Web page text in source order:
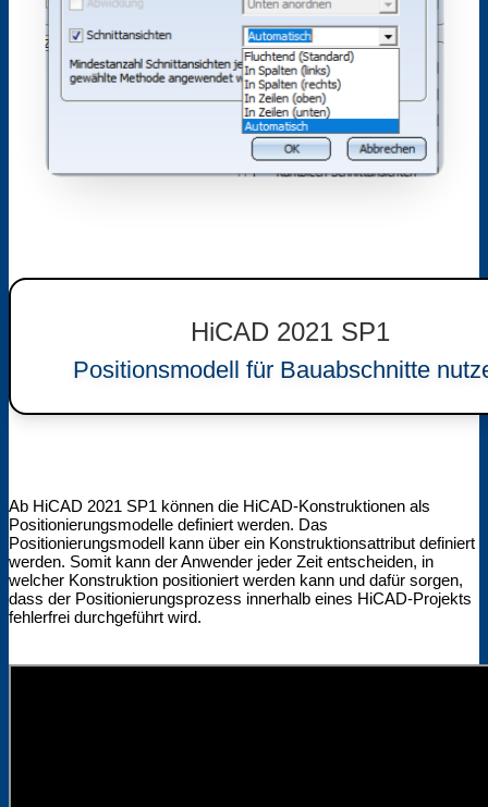
HiCAD 2021 SP1
Positionsmodell für Bauabschnitte
Ab HiCAD 2021 SP1 können die HiCAD-Konstruktionen als
Positionierungsmodelle definiert werden. Das
Positionierungsmodell kann über ein Konstruktionsattribut definiert
werden. Somit kann der Anwender jeder Zeit entscheiden, in
welcher Konstruktion positioniert werden kann und dafür sorgen,
dass der Positionierungsprozess innerhalb eines HiCAD-Projekts
fehlerfrei durchgeführt wird.